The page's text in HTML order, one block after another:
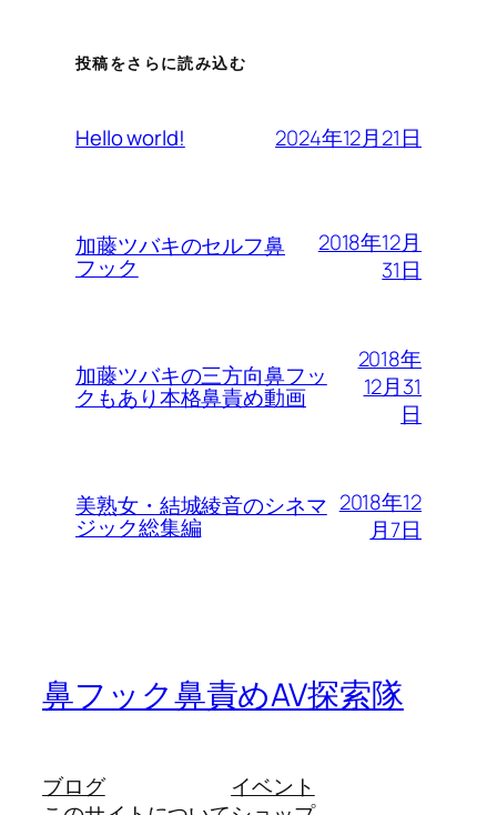
投稿をさらに読み込む
Hello world! 2024年12月21日
加藤ツバキのセルフ鼻
フック
2018年12月
31日
加藤ツバキの三方向鼻フッ
クもあり本格鼻責め動画
2018年
12月31
日
美熟女・結城綾音のシネマ
ジック総集編
2018年12
月7日
鼻フック鼻責めAV探索隊
ブログ
イベント